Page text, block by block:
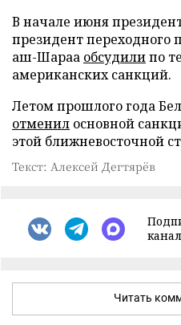
В начале июня
президент переходного
аш-Шараа обсудилипо
американских санкций.
Летом прошлого года
отменил основной
этой ближневосточной
Текст: Алексей Дегтярёв
Читать